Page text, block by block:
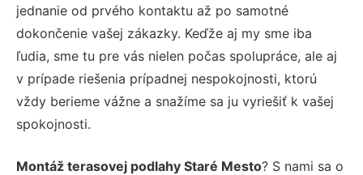
jednanie od prvého kontaktu až po samotné
dokončenie vašej zákazky. Keďže aj my sme iba
ľudia, sme tu pre vás nielen počas spolupráce, ale aj
v prípade riešenia prípadnej nespokojnosti, ktorú
vždy berieme vážne a snažíme sa ju vyriešiť k vašej
spokojnosti.
Montáž terasovej podlahy Staré Mesto? S nami sa o